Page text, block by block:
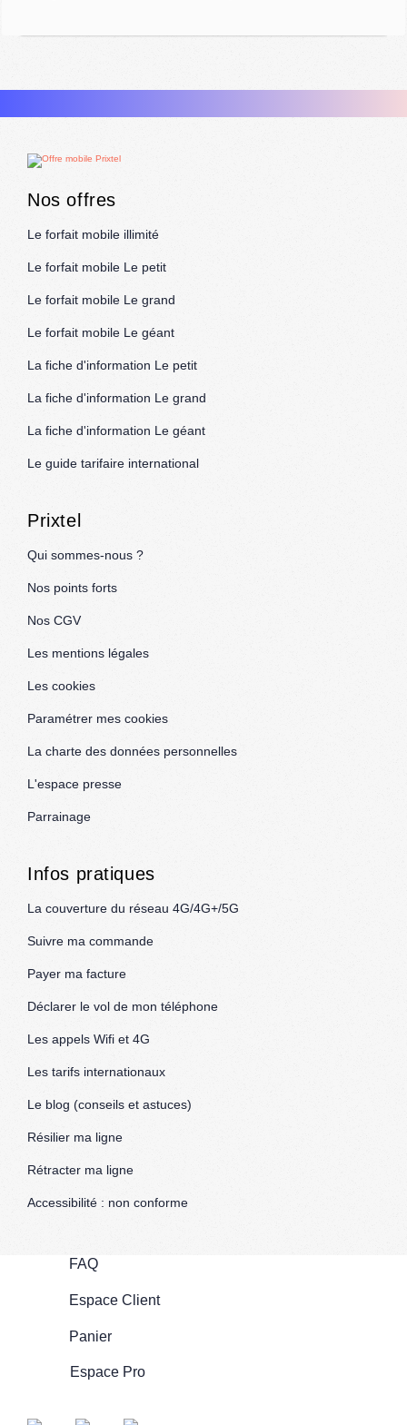
Nos offres
Le forfait mobile illimité
Le forfait mobile Le petit
Le forfait mobile Le grand
Le forfait mobile Le géant
La fiche d'information Le petit
La fiche d'information Le grand
La fiche d'information Le géant
Le guide tarifaire international
Prixtel
Qui sommes-nous ?
Nos points forts
Nos CGV
Les mentions légales
Les cookies
Paramétrer mes cookies
La charte des données personnelles
L'espace presse
Parrainage
Infos pratiques
La couverture du réseau 4G/4G+/5G
Suivre ma commande
Payer ma facture
Déclarer le vol de mon téléphone
Les appels Wifi et 4G
Les tarifs internationaux
Le blog (conseils et astuces)
Résilier ma ligne
Rétracter ma ligne
Accessibilité : non conforme
FAQ
Espace Client
Panier
Espace Pro